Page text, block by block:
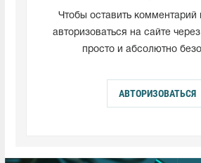
Чтобы оставить комментарий
авторизоваться на сайте
просто и абсолютно
АВТОРИЗОВАТЬСЯ